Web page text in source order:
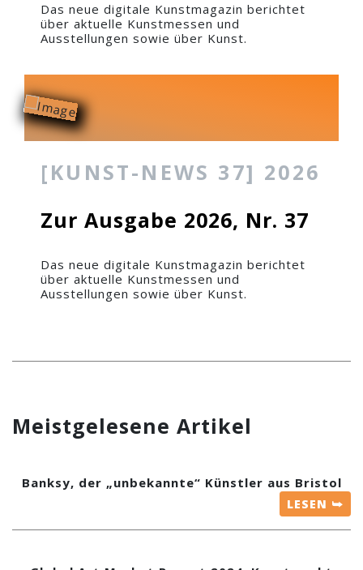
Das neue digitale Kunstmagazin berichtet
über aktuelle Kunstmessen und
Ausstellungen sowie über Kunst.
[KUNST-NEWS 37] 2026
Zur Ausgabe 2026, Nr. 37
Das neue digitale Kunstmagazin berichtet
über aktuelle Kunstmessen und
Ausstellungen sowie über Kunst.
Meistgelesene Artikel
Banksy, der „unbekannte“ Künstler aus Bristol
LESEN ⮩